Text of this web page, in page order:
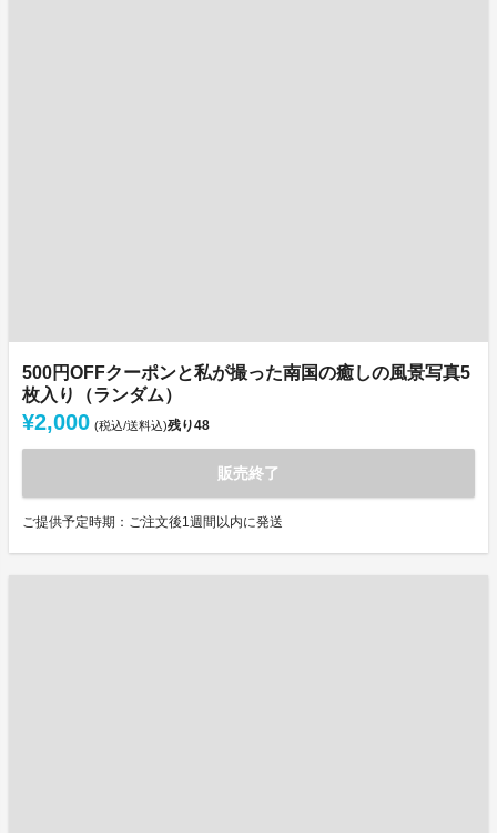
500円OFFクーポンと私が撮った南国の癒しの風景写真5
枚入り（ランダム）
¥2,000 (税込/送料込)残り48
販売終了
ご提供予定時期：ご注文後1週間以内に発送